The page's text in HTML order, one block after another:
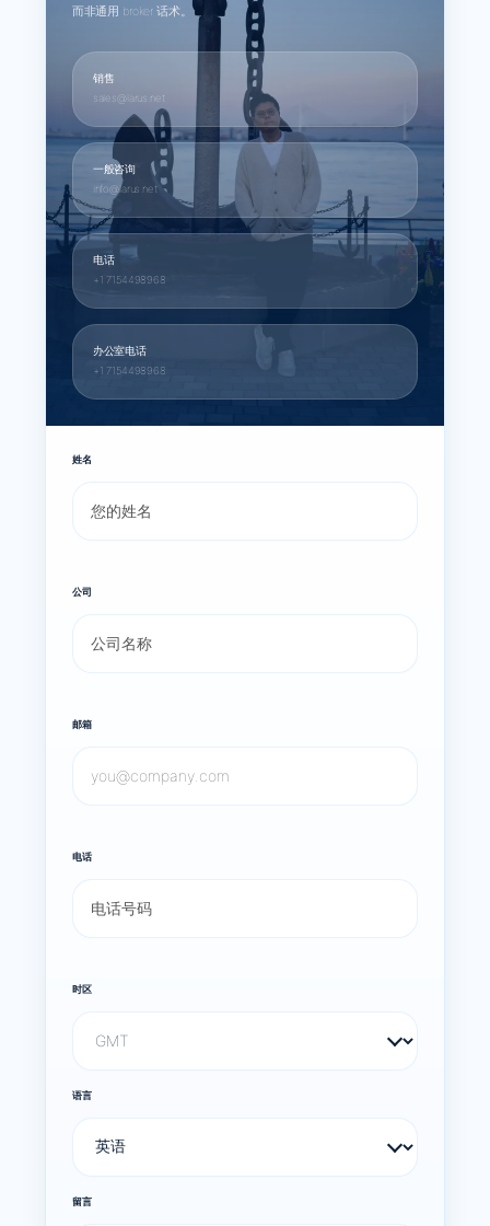
而非通用 broker 话术。
销售
sales@larus.net
一般咨询
info@larus.net
电话
+1 7154498968
办公室电话
+1 7154498968
姓名
公司
邮箱
电话
时区
语言
留言